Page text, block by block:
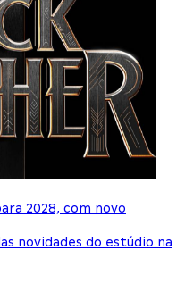
2028, com novo
novidades do estúdio na